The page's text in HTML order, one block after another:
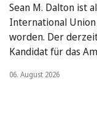
Sean M. Dalton ist
International
worden. Der
Kandidat für das
06. August 2026